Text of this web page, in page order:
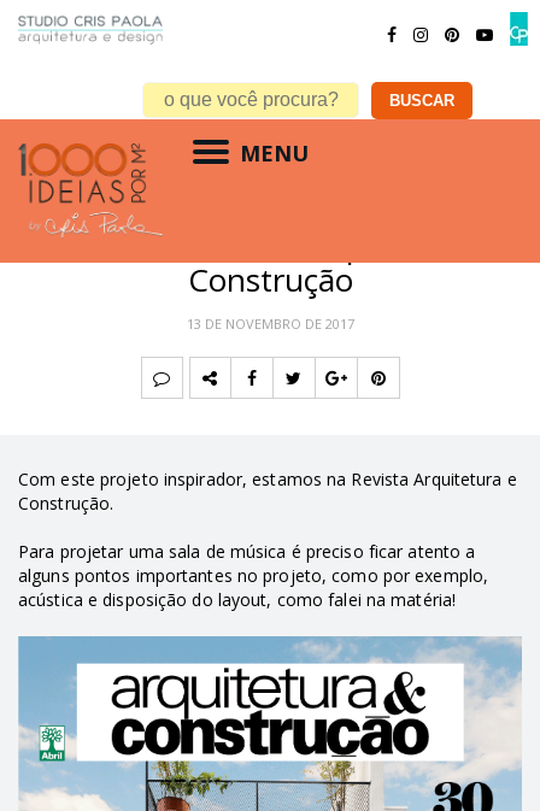
MENU
ACONTECE
Na mídia: Revista Arquitetura e
Construção
13 DE NOVEMBRO DE 2017
Com este projeto inspirador, estamos na Revista Arquitetura e
Construção.
Para projetar uma sala de música é preciso ficar atento a
alguns pontos importantes no projeto, como por exemplo,
acústica e disposição do layout, como falei na matéria!